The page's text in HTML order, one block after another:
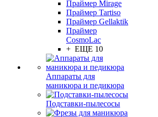
Праймер Mirage
Праймер Tartiso
Праймер Gellaktik
Праймер
CosmoLac
+ ЕЩЕ 10
Аппараты для
маникюра и педикюра
Подставки-пылесосы